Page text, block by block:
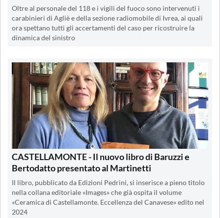
Oltre al personale del 118 e i vigili del fuoco sono intervenuti i
carabinieri di Agliè e della sezione radiomobile di Ivrea, ai quali
ora spettano tutti gli accertamenti del caso per ricostruire la
dinamica del sinistro
CASTELLAMONTE - Il nuovo libro di Baruzzi e
Bertodatto presentato al Martinetti
Il libro, pubblicato da Edizioni Pedrini, si inserisce a pieno titolo
nella collana editoriale «Images» che già ospita il volume
«Ceramica di Castellamonte. Eccellenza del Canavese» edito nel
2024